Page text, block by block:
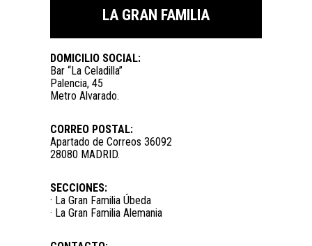
LA GRAN FAMILIA
DOMICILIO SOCIAL:
Bar “La Celadilla”
Palencia, 45
Metro Alvarado.
CORREO POSTAL:
Apartado de Correos 36092
28080 MADRID.
SECCIONES:
· La Gran Familia Úbeda
· La Gran Familia Alemania